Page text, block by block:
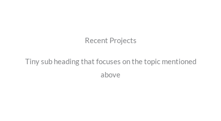
Recent Projects
Tiny sub heading that focuses on the topic mentioned
above